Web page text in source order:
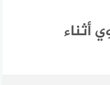
أثناء